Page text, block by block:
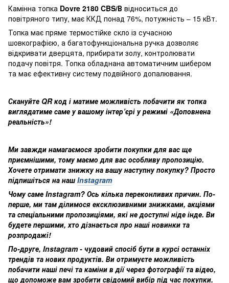
Камінна топка Dovre 2180 CBS/В відноситься до
повітряного типу, має ККД понад 76%, потужність – 15 кВт.
Топка має пряме термостійке скло із сучасною
шовкографією, а багатофункціональна ручка дозволяє
відкривати дверцята, прибирати золу, контролювати
подачу повітря. Топка обладнана автоматичним шибером
та має ефективну систему подвійного допалювання.
Скануйте QR код і матиме можливість побачити як топка
виглядатиме саме у вашому інтер’єрі у режимі «Доповнена
реальність»!
Ми завжди намагаємося зробити покупки для вас ще
приємнішими, тому маємо для вас особливу пропозицію.
Хочете отримати знижку на вашу наступну покупку? Просто
підпишіться на наш Instagram
Чому саме Instagram? Ось кілька переконливих причин. По-
перше, ми там ділимося ексклюзивними знижками, акціями
та спеціальними пропозиціями, які не доступні ніде інде. Ви
будете першими, хто дізнається про наші новинки та
розпродажі!
По-друге, Instagram - чудовий спосіб бути в курсі останніх
трендів та нових продуктів. Ви отримуєте можливість
побачити наші печі та каміни в дії через фотографії та відео,
що допоможе вам зробити свідомий вибір під час покупки.